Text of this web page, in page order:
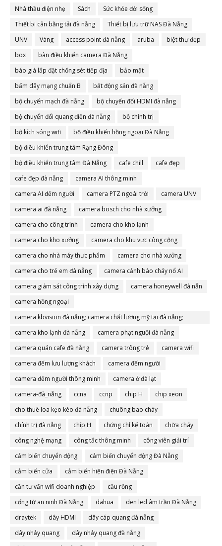
Nhà thầu điện nhẹ
Sách
Sức khỏe đời sống
Thiết bị cân bằng tải đà nẵng
Thiết bị lưu trữ NAS Đà Nẵng
UNV
Vàng access point đà nẵng aruba
biệt thự đẹp
box
bàn điều khiển camera Đà Nẵng
báo giá lắp đặt chống sét tiếp địa
bảo mật
bấm dây mạng chuẩn B
bất động sản đà nẵng
bộ chuyển mạch đà nẵng
bộ chuyển đổi HDMI đà nẵng
bộ chuyển đổi quang điện đà nẵng
bộ chính trị
bộ kích sóng wifi
bộ điều khiển hồng ngoại Đà Nẵng
bộ điều khiển trung tâm Rạng Đông
bộ điều khiển trung tâm Đà Nẵng
cafe chill
cafe đẹp
cafe đẹp đà nẵng
camera AI thông minh
camera AI đếm người
camera PTZ ngoài trời
camera UNV
camera ai đà nẵng
camera bosch cho nhà xưởng
camera cho công trình
camera cho kho lạnh
camera cho kho xưởng
camera cho khu vực công cộng
camera cho nhà máy thực phẩm
camera cho nhà xưởng
camera cho trẻ em đà nẵng
camera cảnh báo cháy nổ AI
camera giám sát công trình xây dựng
camera honeywell đà nẵn
camera hồng ngoại
camera kbvision đà nẵng; camera chất lượng mỹ tại đà nẵng;
camera đà nẵng
camera kho lạnh đà nẵng
camera phạt nguội đà nẵng
camera quán cafe đà nẵng
camera trông trẻ
camera wifi
camera đếm lưu lượng khách
camera đếm người
camera đếm người thông minh
camera ở đà lạt
camera-đà_nẵng
ccna ccnp chip H
chip xeon
cho thuê loa kẹo kéo đà nẵng
chuông bao cháy
chính trị đà nẵng
chíp H chứng chỉ kế toán
chữa cháy
công nghệ mạng
công tắc thông minh
công viên giải trí
cảm biến chuyển động
cảm biến chuyển động Đà Nẵng
cảm biến cửa
cảm biến hiện điện Đà Nẵng
cần tư vấn wifi doanh nghiệp
cầu rồng
cổng từ an ninh Đà Nẵng
dahua
den led âm trần Đà Nẵng
draytek
dây HDMI
dây cáp quang đà nẵng
dây nhảy quang
dây nhảy quang đà nẵng